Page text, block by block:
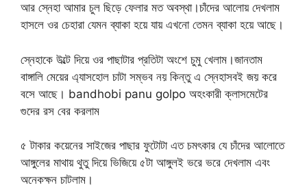
আর স্নেহা আমার চুল ছিড়ে ফেলার মত অবস্থা।চাঁদের আলোয় দেখলাম
হাসলে ওর চেহারা যেমন ব্যাকা হয়ে যায় এখনো তেমন ব্যাকা হয়ে আছে।
স্নেহাকে উল্টে দিয়ে ওর পাছাটার প্রতিটা অংশে চুমু খেলাম।জানতাম
বাঙ্গালি মেয়ের এ্যাসহোল চাটা সম্ভব নয় কিন্তু এ স্নেহাসবই জয় করে
বসে আছে। bandhobi panu golpo অহংকারী ক্লাসমেটের
গুদের রস বের করলাম
৫ টাকার কয়েনের সাইজের পাছার ফুটোটা এত চমৎকার যে চাঁদের আলোতে
আঙ্গুলের মাথায় থুতু দিয়ে ভিজিয়ে ৫টা আঙ্গুলই ভরে ভরে দেখলাম এবং
অনেকক্ষন চাটলাম।